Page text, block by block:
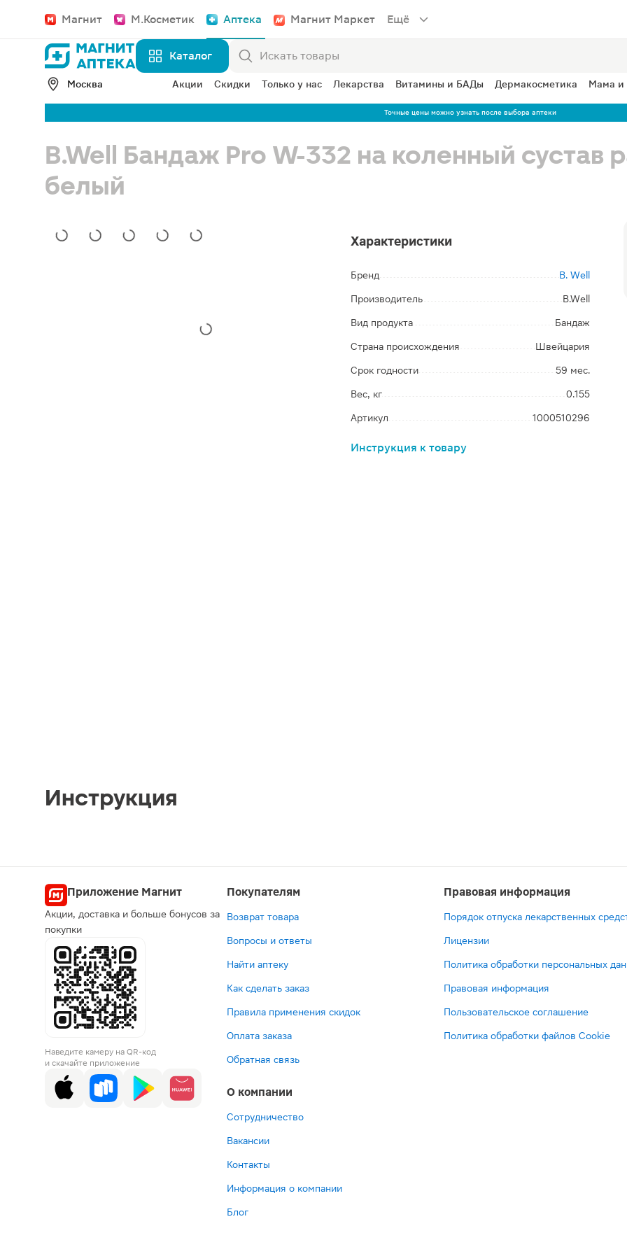
Магнит М.Косметик Аптека Магнит Маркет Ещё
Каталог
Москва Акции Скидки Только у нас Лекарства Витамины и БАДы Дермакосметика Мама
Точные цены можно узнать после выбора аптеки
B.Well Бандаж Pro W-332 на коленный сустав
белый
Характеристики
Бренд B. Well
Производитель B.Well
Вид продукта Бандаж
Страна происхождения Швейцария
Срок годности 59 мес.
Вес, кг 0.155
Артикул 1000510296
Инструкция к товару
Инструкция
Приложение Магнит
Акции, доставка и больше бонусов за
покупки
Наведите камеру на QR-код
и скачайте приложение
Покупателям
Возврат товара
Вопросы и ответы
Найти аптеку
Как сделать заказ
Правила применения скидок
Оплата заказа
Обратная связь
О компании
Сотрудничество
Вакансии
Контакты
Информация о компании
Блог
Правовая информация
Порядок отпуска лекарственных
Лицензии
Политика обработки персональных
Правовая информация
Пользовательское соглашение
Политика обработки файлов Cookie